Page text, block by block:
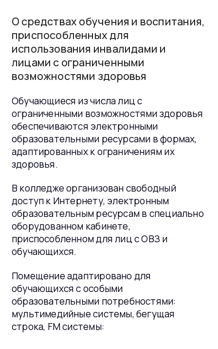
О средствах обучения и воспитания,
приспособленных для
использования инвалидами и
лицами с ограниченными
возможностями здоровья
Обучающиеся из числа лиц с
ограниченными возможностями здоровья
обеспечиваются электронными
образовательными ресурсами в формах,
адаптированных к ограничениям их
здоровья.
В колледже организован свободный
доступ к Интернету, электронным
образовательным ресурсам в специально
оборудованном кабинете,
приспособленном для лиц с ОВЗ и
обучающихся.
Помещение адаптировано для
обучающихся с особыми
образовательными потребностями:
мультимедийные системы, бегущая
строка, FM системы: